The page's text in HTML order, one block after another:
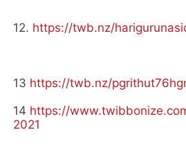
12. https://twb.nz/
13 https://twb.nz/
14 https://
2021